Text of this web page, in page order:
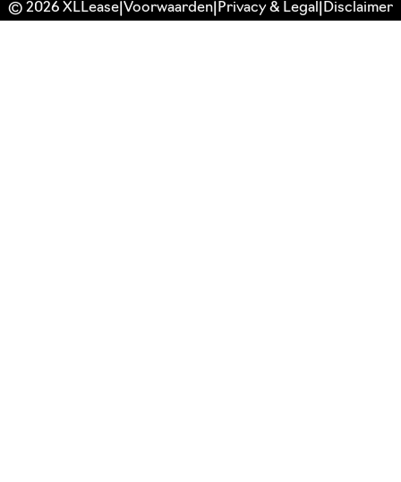
© 2026 XLLease Voorwaarden Privacy & Legal Disclaimer